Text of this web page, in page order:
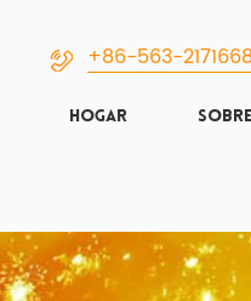
+86-563-
HOGAR